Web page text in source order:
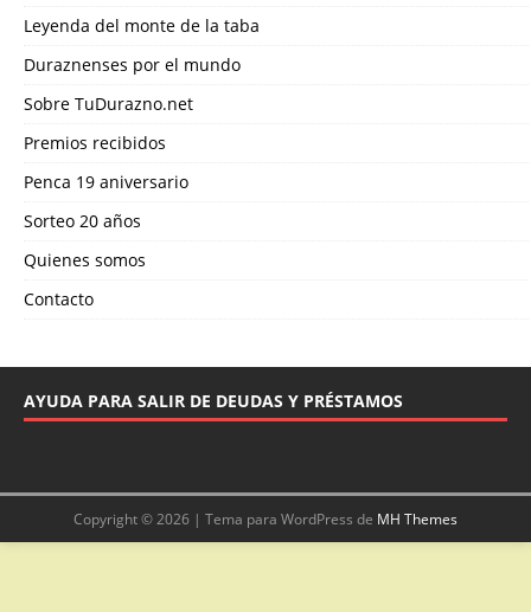
Leyenda del monte de la taba
Duraznenses por el mundo
Sobre TuDurazno.net
Premios recibidos
Penca 19 aniversario
Sorteo 20 años
Quienes somos
Contacto
AYUDA PARA SALIR DE DEUDAS Y PRÉSTAMOS
Copyright © 2026 | Tema para WordPress de MH Themes